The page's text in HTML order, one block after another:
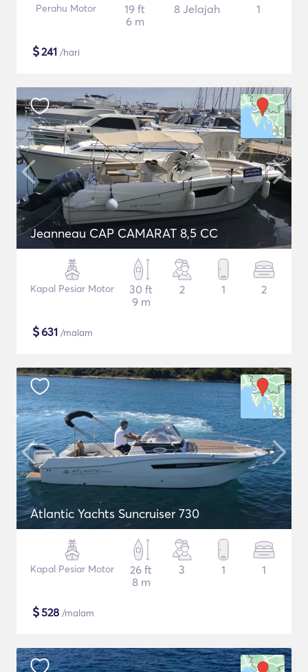
Perahu Motor
19 ft
6 m
8 Jelajah 1
$241 /hari
Jeanneau CAP CAMARAT 8,5 CC
Kapal Pesiar Motor
30 ft
9 m
2 1 2
$631 /malam
Atlantic Yachts Suncruiser 730
Kapal Pesiar Motor
26 ft
8 m
3 1 1
$528 /malam